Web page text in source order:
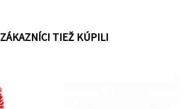
ZÁKAZNÍCI TIEŽ KÚPILI